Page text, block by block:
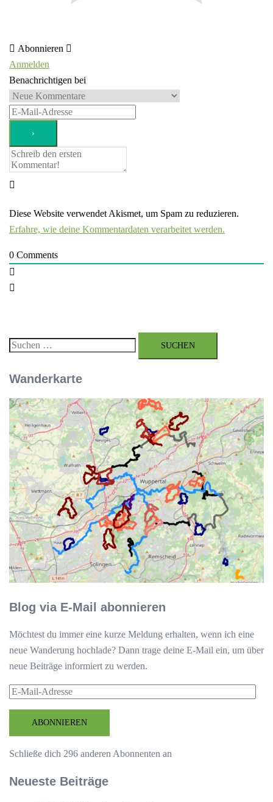
Abonnieren
Anmelden
Benachrichtigen bei
Diese Website verwendet Akismet, um Spam zu reduzieren.
Erfahre, wie deine Kommentardaten verarbeitet werden.
0 Comments
Suchen
Wanderkarte
Blog via E-Mail abonnieren
Möchtest du immer eine kurze Meldung erhalten, wenn ich eine
neue Wanderung hochlade? Dann trage deine E-Mail ein, um über
neue Beiträge informiert zu werden.
E-
AdresseABONNIEREN
Schließe dich 296 anderen Abonnenten an
Neueste Beiträge